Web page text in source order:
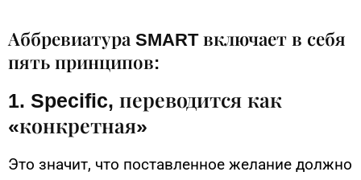
Аббревиатура SMART включает в себя
пять принципов:
1. Specific, переводится как
«конкретная»
Это значит, что поставленное желание должно